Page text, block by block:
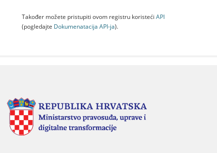
Također možete pristupiti ovom registru koristeći API
(pogledajte Dokumenаtаcijа API-jа).